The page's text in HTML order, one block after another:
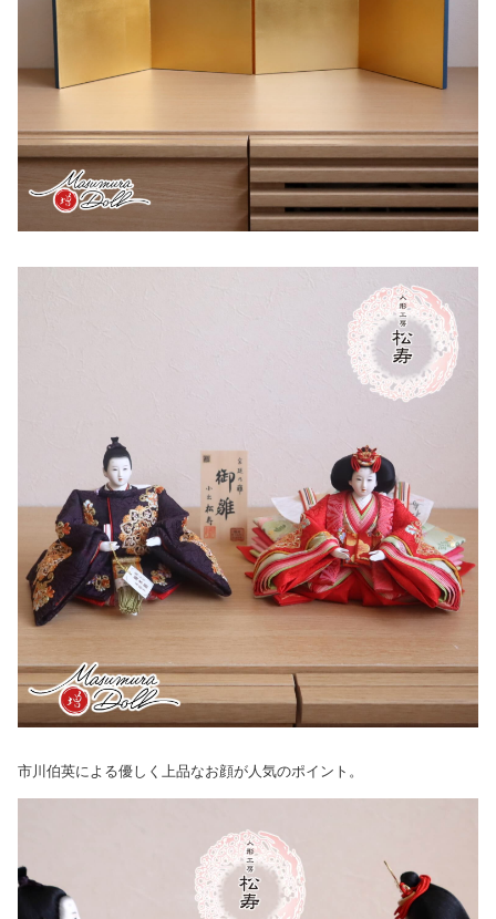
市川伯英による優しく上品なお顔が人気のポイント。